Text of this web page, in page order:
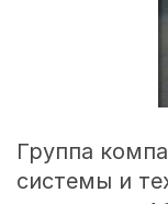
Группа
системы и